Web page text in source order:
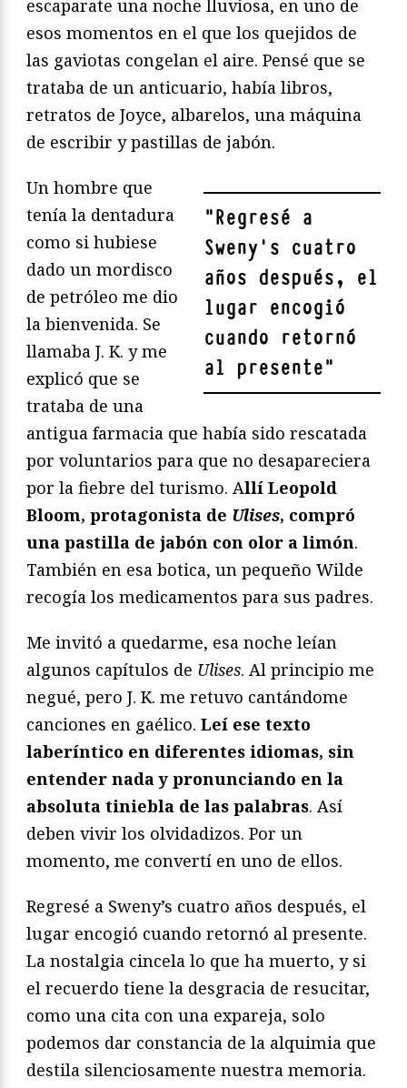
escaparate una noche lluviosa, en uno de
esos momentos en el que los quejidos de
las gaviotas congelan el aire. Pensé que se
trataba de un anticuario, había libros,
retratos de Joyce, albarelos, una máquina
de escribir y pastillas de jabón.
"Regresé a
Sweny's cuatro
años después, el
lugar encogió
cuando retornó
al presente"
Un hombre que
tenía la dentadura
como si hubiese
dado un mordisco
de petróleo me dio
la bienvenida. Se
llamaba J. K. y me
explicó que se
trataba de una
antigua farmacia que había sido rescatada
por voluntarios para que no desapareciera
por la fiebre del turismo. Allí Leopold
Bloom, protagonista de Ulises, compró
una pastilla de jabón con olor a limón.
También en esa botica, un pequeño Wilde
recogía los medicamentos para sus padres.
Me invitó a quedarme, esa noche leían
algunos capítulos de Ulises. Al principio me
negué, pero J. K. me retuvo cantándome
canciones en gaélico. Leí ese texto
laberíntico en diferentes idiomas, sin
entender nada y pronunciando en la
absoluta tiniebla de las palabras. Así
deben vivir los olvidadizos. Por un
momento, me convertí en uno de ellos.
Regresé a Sweny’s cuatro años después, el
lugar encogió cuando retornó al presente.
La nostalgia cincela lo que ha muerto, y si
el recuerdo tiene la desgracia de resucitar,
como una cita con una expareja, solo
podemos dar constancia de la alquimia que
destila silenciosamente nuestra memoria.